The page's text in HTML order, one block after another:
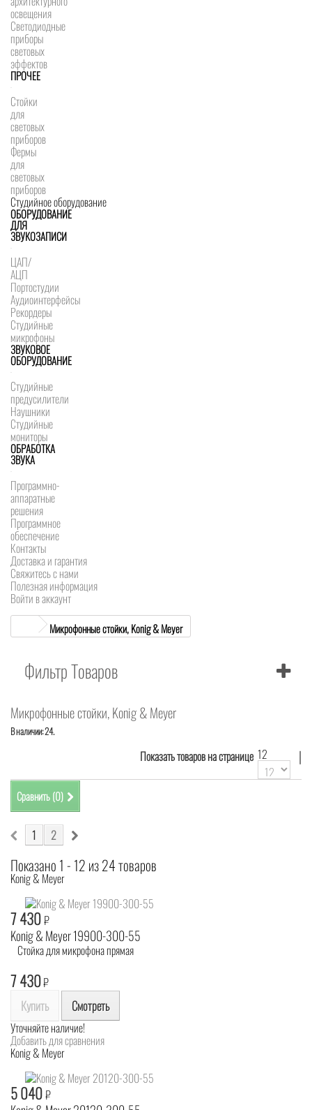
освещения
Светодиодные
приборы
световых
эффектов
ПРОЧЕЕ
Стойки
для
световых
приборов
Фермы
для
световых
приборов
Студийное оборудование
ОБОРУДОВАНИЕ
ДЛЯ
ЗВУКОЗАПИСИ
ЦАП/
АЦП
Портостудии
Аудиоинтерфейсы
Рекордеры
Студийные
микрофоны
ЗВУКОВОЕ
ОБОРУДОВАНИЕ
Студийные
предусилители
Наушники
Студийные
мониторы
ОБРАБОТКА
ЗВУКА
Программно-
аппаратные
решения
Программное
обеспечение
Контакты
Доставка и гарантия
Свяжитесь с нами
Полезная информация
Войти в аккаунт
Микрофонные стойки, Konig & Meyer
Фильтр Товаров
Микрофонные стойки, Konig & Meyer
В наличии: 24.
Показать товаров на странице 12 |
Сравнить (0)
1 2
Показано 1 - 12 из 24 товаров
Konig & Meyer
7 430₽
Konig & Meyer 19900-300-55
Стойка для микрофона прямая
7 430₽
Купить Смотреть
Уточняйте наличие!
Добавить для сравнения
Konig & Meyer
5 040₽